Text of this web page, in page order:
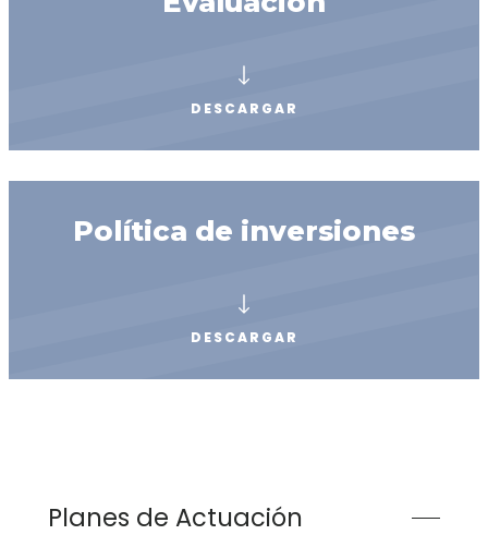
DESCARGAR
Política de inversiones
DESCARGAR
Planes de Actuación